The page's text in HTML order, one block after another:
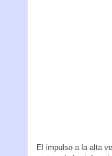
El impulso a la alta